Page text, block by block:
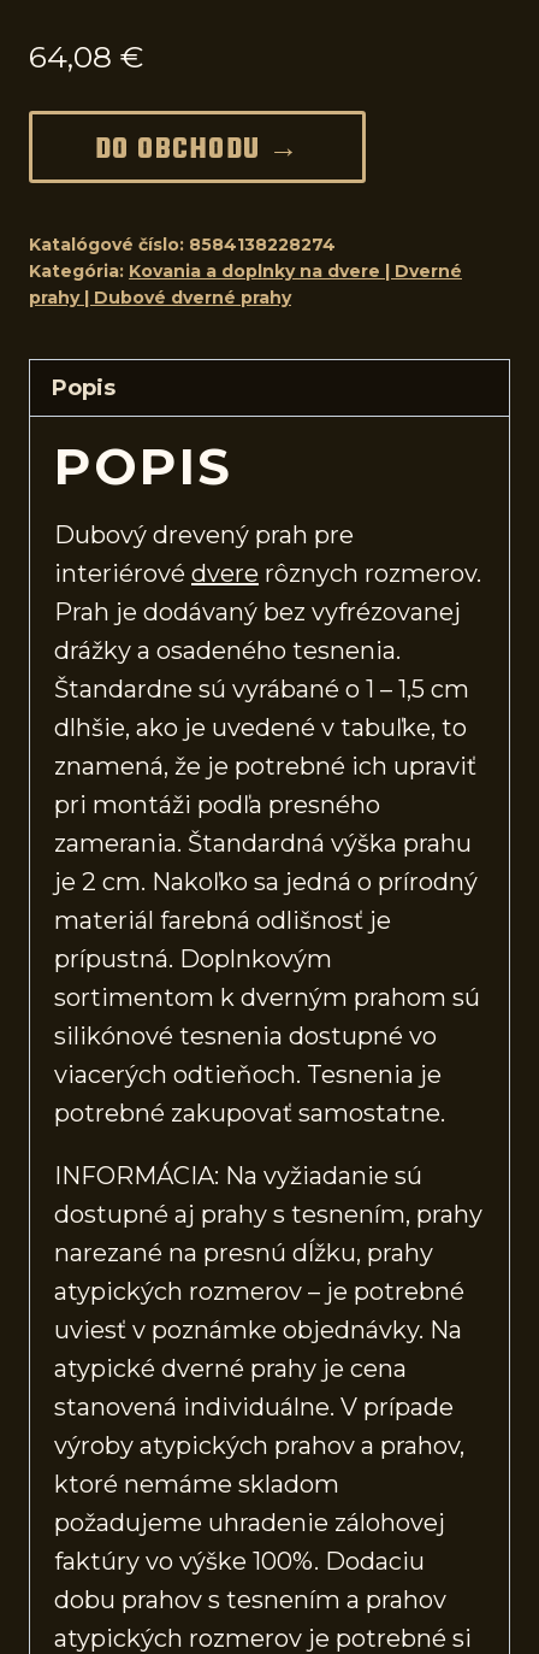
64,08 €
DO OBCHODU →
Katalógové číslo: 8584138228274
Kategória: Kovania a doplnky na dvere | Dverné
prahy | Dubové dverné prahy
Popis
POPIS
Dubový drevený prah pre
interiérové dvere rôznych rozmerov.
Prah je dodávaný bez vyfrézovanej
drážky a osadeného tesnenia.
Štandardne sú vyrábané o 1 – 1,5 cm
dlhšie, ako je uvedené v tabuľke, to
znamená, že je potrebné ich upraviť
pri montáži podľa presného
zamerania. Štandardná výška prahu
je 2 cm. Nakoľko sa jedná o prírodný
materiál farebná odlišnosť je
prípustná. Doplnkovým
sortimentom k dverným prahom sú
silikónové tesnenia dostupné vo
viacerých odtieňoch. Tesnenia je
potrebné zakupovať samostatne.
INFORMÁCIA: Na vyžiadanie sú
dostupné aj prahy s tesnením, prahy
narezané na presnú dĺžku, prahy
atypických rozmerov – je potrebné
uviesť v poznámke objednávky. Na
atypické dverné prahy je cena
stanovená individuálne. V prípade
výroby atypických prahov a prahov,
ktoré nemáme skladom
požadujeme uhradenie zálohovej
faktúry vo výške 100%. Dodaciu
dobu prahov s tesnením a prahov
atypických rozmerov je potrebné si